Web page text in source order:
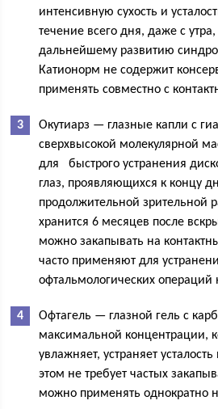
интенсивную сухость и
течение всего дня, даже с утра,
дальнейшему развитию
Катионорм не содержит
применять совместно с
Окутиарз — глазные капли с
сверхвысокой молекулярной
для быстрого устранения
глаз, проявляющихся к концу
продолжительной зрительной
хранится 6 месяцев после
можно закапывать на
часто применяют для
офтальмологических операций
Офтагель — глазной гель с
максимальной концентрации,
увлажняет, устраняет
этом не требует частых
можно применять однократно